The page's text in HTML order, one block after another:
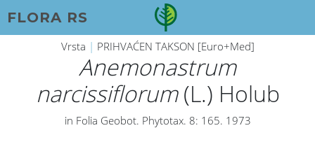
FLORA RS
Vrsta | PRIHVAĆEN TAKSON [Euro+Med]
Anemonastrum
narcissiflorum(L.) Holub
in Folia Geobot. Phytotax. 8: 165. 1973